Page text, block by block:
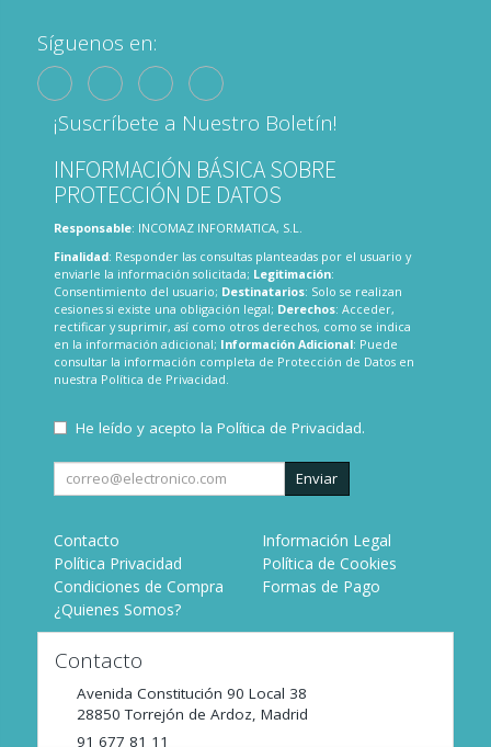
Síguenos en:
¡Suscríbete a Nuestro Boletín!
INFORMACIÓN BÁSICA SOBRE
PROTECCIÓN DE DATOS
Responsable: INCOMAZ INFORMATICA, S.L.
Finalidad: Responder las consultas planteadas por el usuario y
enviarle la información solicitada; Legitimación:
Consentimiento del usuario; Destinatarios: Solo se realizan
cesiones si existe una obligación legal; Derechos: Acceder,
rectificar y suprimir, así como otros derechos, como se indica
en la información adicional; Información Adicional: Puede
consultar la información completa de Protección de Datos en
nuestra Política de Privacidad.
He leído y acepto la Política de Privacidad.
Enviar
Contacto
Información Legal
Política Privacidad
Política de Cookies
Condiciones de Compra
Formas de Pago
¿Quienes Somos?
Contacto
Avenida Constitución 90 Local 38
28850 Torrejón de Ardoz, Madrid
91 677 81 11